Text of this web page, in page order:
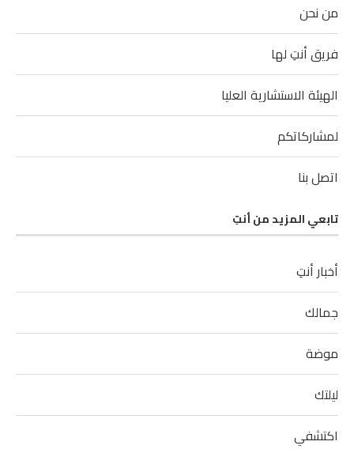
من نحن
فريق أنتِ لها
الهيئة الاستشارية العليا
لمشاركاتكم
اتصل بنا
تابعي المزيد من أنتِ
أخبار أنتِ
جمالك
موضة
ليلتك
اكتشفي